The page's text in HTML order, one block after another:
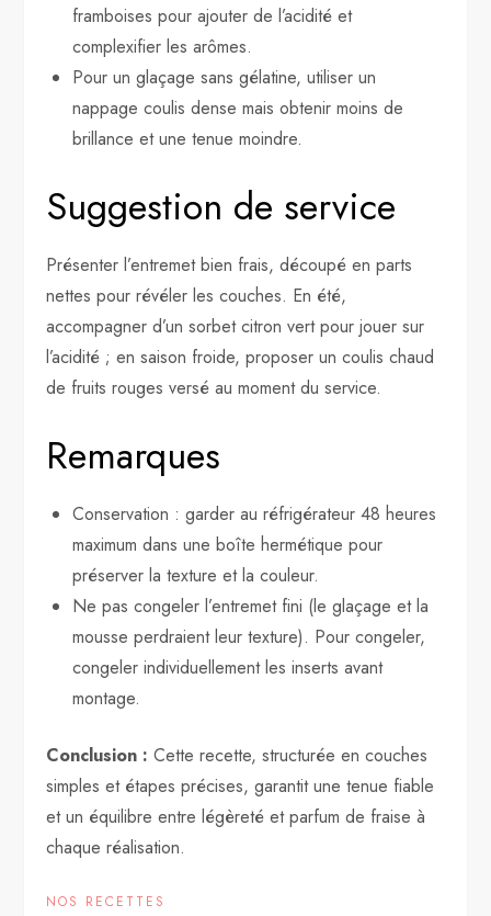
framboises pour ajouter de l’acidité et
complexifier les arômes.
Pour un glaçage sans gélatine, utiliser un
nappage coulis dense mais obtenir moins de
brillance et une tenue moindre.
Suggestion de service
Présenter l’entremet bien frais, découpé en parts
nettes pour révéler les couches. En été,
accompagner d’un sorbet citron vert pour jouer sur
l’acidité ; en saison froide, proposer un coulis chaud
de fruits rouges versé au moment du service.
Remarques
Conservation : garder au réfrigérateur 48 heures
maximum dans une boîte hermétique pour
préserver la texture et la couleur.
Ne pas congeler l’entremet fini (le glaçage et la
mousse perdraient leur texture). Pour congeler,
congeler individuellement les inserts avant
montage.
Conclusion : Cette recette, structurée en couches
simples et étapes précises, garantit une tenue fiable
et un équilibre entre légèreté et parfum de fraise à
chaque réalisation.
NOS RECETTES